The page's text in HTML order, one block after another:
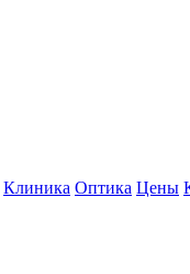
Клиника Оптика Цены